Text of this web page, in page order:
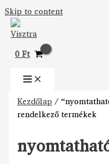
Skip to content
0Ft
Kezdőlap /
rendelkező termékek